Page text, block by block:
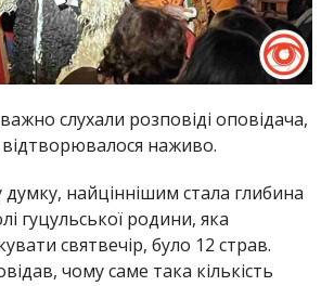
слухали розповіді оповідача,
відтворювалося наживо.
найціннішим стала глибина
гуцульської родини, яка
святвечір, було 12 страв.
чому саме така кількість